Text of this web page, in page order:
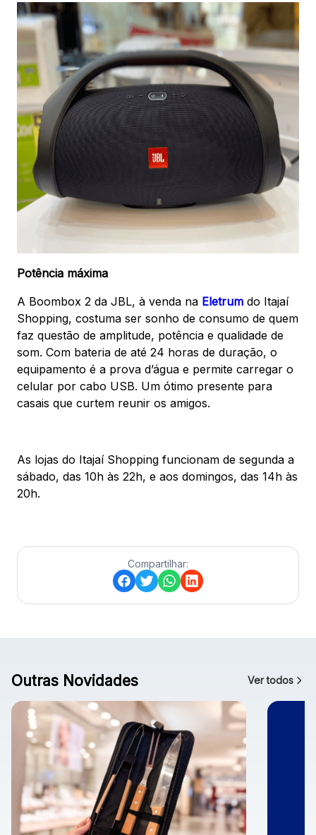
Potência máxima
A Boombox 2 da JBL, à venda na Eletrum do Itajaí
Shopping, costuma ser sonho de consumo de quem
faz questão de amplitude, potência e qualidade de
som. Com bateria de até 24 horas de duração, o
equipamento é a prova d’água e permite carregar o
celular por cabo USB. Um ótimo presente para
casais que curtem reunir os amigos.
As lojas do Itajaí Shopping funcionam de segunda a
sábado, das 10h às 22h, e aos domingos, das 14h às
20h.
Compartilhar:
Outras Novidades Ver todos